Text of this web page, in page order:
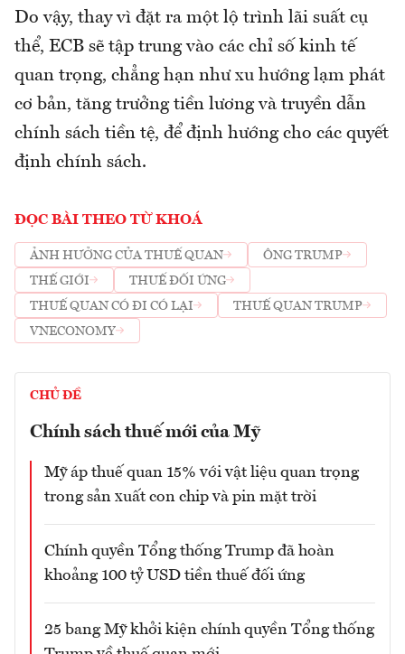
Do vậy, thay vì đặt ra một lộ trình lãi suất cụ
thể, ECB sẽ tập trung vào các chỉ số kinh tế
quan trọng, chẳng hạn như xu hướng lạm phát
cơ bản, tăng trưởng tiền lương và truyền dẫn
chính sách tiền tệ, để định hướng cho các quyết
định chính sách.
ĐỌC BÀI THEO TỪ KHOÁ
ẢNH HƯỞNG CỦA THUẾ QUAN
ÔNG TRUMP
THẾ GIỚI
THUẾ ĐỐI ỨNG
THUẾ QUAN CÓ ĐI CÓ LẠI
THUẾ QUAN TRUMP
VNECONOMY
CHỦ ĐỀ
Chính sách thuế mới của Mỹ
Mỹ áp thuế quan 15% với vật liệu quan trọng
trong sản xuất con chip và pin mặt trời
Chính quyền Tổng thống Trump đã hoàn
khoảng 100 tỷ USD tiền thuế đối ứng
25 bang Mỹ khởi kiện chính quyền Tổng thống